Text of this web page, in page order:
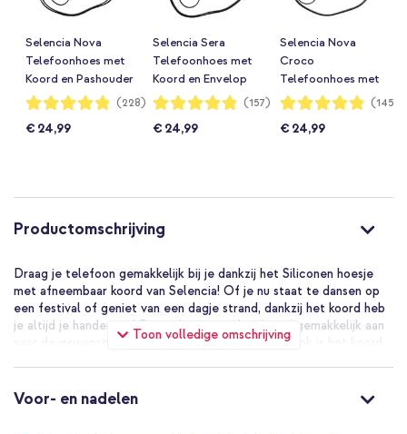
Selencia Nova
Telefoonhoes met
Koord en Pashouder
Samsung Galaxy
Waardering:
96%
(228)
€ 24,99
Selencia Sera
Telefoonhoes met
Koord en Envelop
Pashouder Samsung
Zwart
Waardering:
96%
(157)
€ 24,99
Selencia Nova
Croco
Telefoonhoes met
Koord en Pashouder
A36 / A56 - Zwart
Waardering:
96%
(145)
€ 24,99
Productomschrijving
Toon volledige omschrijving
Draag je telefoon gemakkelijk bij je dankzij het Siliconen hoesje
met afneembaar koord van Selencia! Of je nu staat te dansen op
een festival of geniet van een dagje strand, dankzij het koord heb
je altijd je handen vrij! Bovendien pas je het koord gemakkelijk aan
naar de gewenste lengte door de handige gesp. Ook is het koord
Voor- en nadelen